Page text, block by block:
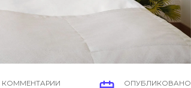
КОММЕНТАРИИ ОПУБЛИКОВАНО